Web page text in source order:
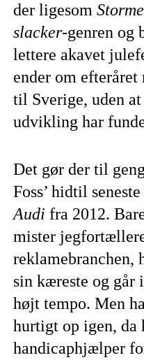
der ligesom
slacker-genren og
lettere akavet
ender om
til Sverige, uden
udvikling har
Det gør der til
Foss’ hidtil
Audi fra 2012.
mister
reklamebranchen,
sin kæreste og
højt tempo. Men
hurtigt op igen, da
handicaphjælper